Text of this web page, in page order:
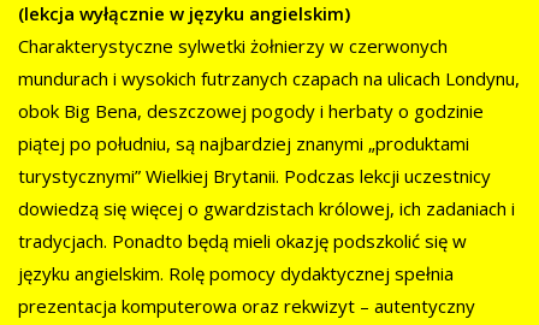
(lekcja wyłącznie w języku angielskim)
Charakterystyczne sylwetki żołnierzy w czerwonych
mundurach i wysokich futrzanych czapach na ulicach Londynu,
obok Big Bena, deszczowej pogody i herbaty o godzinie
piątej po południu, są najbardziej znanymi „produktami
turystycznymi” Wielkiej Brytanii. Podczas lekcji uczestnicy
dowiedzą się więcej o gwardzistach królowej, ich zadaniach i
tradycjach. Ponadto będą mieli okazję podszkolić się w
języku angielskim. Rolę pomocy dydaktycznej spełnia
prezentacja komputerowa oraz rekwizyt – autentyczny